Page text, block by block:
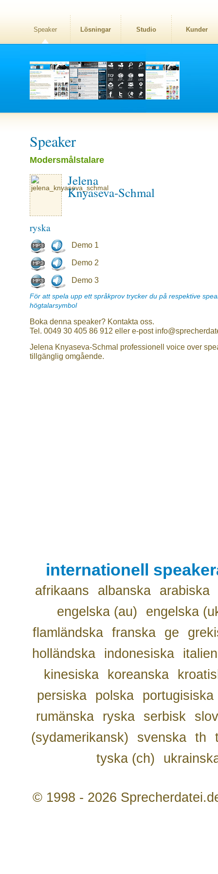
Speaker Lösningar Studio Kunder
Speaker
Modersmålstalare
Jelena
Knyaseva-Schmal
ryska
Demo 1
Demo 2
Demo 3
För att spela upp ett språkprov trycker du på respektive
högtalarsymbol
Boka denna speaker? Kontakta oss.
Tel. 0049 30 405 86 912 eller e-post
Jelena Knyaseva-Schmal professionell voice over
tillgänglig omgående.
internationell
afrikaans albanska
arabiska
engelska (au)
engelska
flamländska franska ge
holländska
indonesiska
kinesiska
koreanska
persiska
polska
portugisiska
rumänska
ryska serbisk
(sydamerikansk)
svenska th
tyska (ch)
© 1998 - 2026